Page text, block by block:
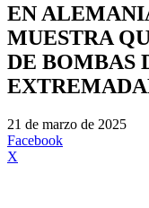
EN
MUESTRA
DE BOMBAS
21 de marzo de 2025
Facebook
X